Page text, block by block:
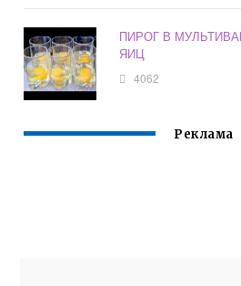
ПИРОГ В
ЯИЦ
4062
Реклама